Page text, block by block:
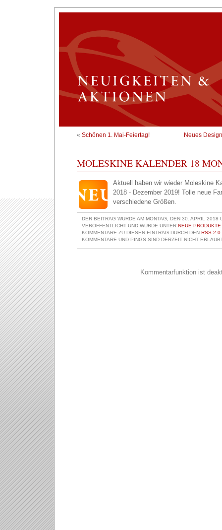
« Schönen 1. Mai-Feiertag! Neues
MOLESKINE KALENDER 18
Aktuell haben wir wieder Moleskine
2018 - Dezember 2019! Tolle neue
verschiedene Größen.
DER BEITRAG WURDE AM MONTAG, DEN 30. APRIL 2018
VERÖFFENTLICHT UND WURDE UNTER NEUE PRODUKTE
KOMMENTARE ZU DIESEN EINTRAG DURCH DEN RSS 2.0
KOMMENTARE UND PINGS SIND DERZEIT NICHT
Kommentarfunktion ist